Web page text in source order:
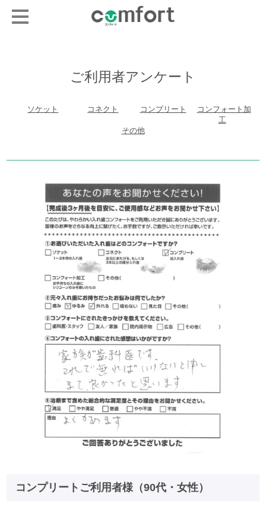
ご利用者アンケート
ソケット コネクト コンプリート
コンフォート加
工
その他
コンプリートご利用者様（90代・女性）